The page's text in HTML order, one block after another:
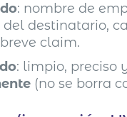
: nombre de
destinatario,
claim.
: limpio, preciso
(no se borra